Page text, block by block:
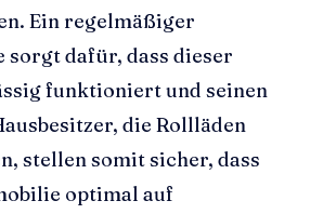
Ein regelmäßiger
sorgt dafür, dass dieser
funktioniert und seinen
die Rollläden
stellen somit sicher, dass
optimal auf